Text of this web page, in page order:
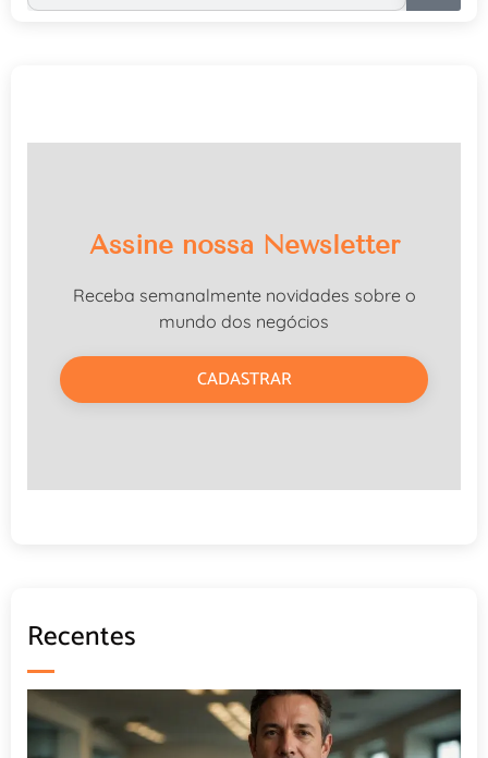
Assine nossa Newsletter
Receba semanalmente novidades sobre o
mundo dos negócios
CADASTRAR
Recentes